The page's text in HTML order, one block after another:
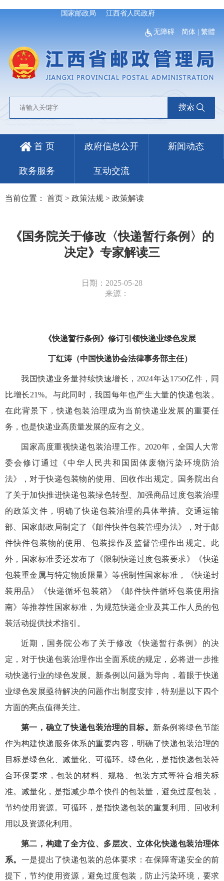
国家邮政局 江西省人民政府
无障碍 简体 |繁體
搜索
首 页 政府信息公开 新闻动态
政务服务 互动交流
当前位置： 首页 > 政策法规 > 政策解读
《国务院关于修改〈快递暂行条例〉的
决定》专家解读三
日期：2025-05-28
来源：
《快递暂行条例》修订引领快递业绿色发展
丁红涛（中国快递协会法律事务部主任）
我国快递业务量持续快速增长，2024年达1750亿件，同
比增长21%。与此同时，我国每年也产生大量的快递包装。
在此背景下，快递包装治理成为当前快递业发展的重要任
务，也是快递业高质量发展的应有之义。
国家高度重视快递包装治理工作。2020年，全国人大常
委会修订通过《中华人民共和国固体废物污染环境防治
法》，对于快递包装物的使用、回收作出规定。国务院出台
了关于加快推进快递包装绿色转型、加强商品过度包装治理
的政策文件，明确了快递包装治理的具体举措。交通运输
部、国家邮政局制定了《邮件快件包装管理办法》，对于邮
件快件包装物的使用、包装操作及监督管理作出规定。此
外，国家标准委还发布了《限制快递过度包装要求》《快递
包装重金属与特定物质限量》等强制性国家标准，《快递封
装用品》《快递循环包装箱》《邮件快件循环包装使用指
南》等推荐性国家标准，为规范快递企业及其工作人员的包
装活动提供技术指引。
近期，国务院公布了关于修改《快递暂行条例》的决
定，对于快递包装治理作出全面系统的规定，必将进一步推
动快递行业的绿色发展。新条例以问题为导向，着眼于快递
业绿色发展亟待解决的问题作出制度安排，特别是以下四个
方面的亮点值得关注。
第一，确立了快递包装治理的目标。 新条例将绿色节能
作为构建快递服务体系的重要内容，明确了快递包装治理的
目标是绿色化、减量化、可循环。绿色化，是指快递包装符
合环保要求，包装的材料、规格、包装方式等符合相关标
准。减量化，是指减少单个快件的包装量，避免过度包装，
节约使用资源。可循环，是指快递包装的重复利用、回收利
用以及资源化利用。
第二，构建了全方位、多层次、立体化快递包装治理体
系。 一是提出了快递包装的总体要求：在保障寄递安全的前
提下，节约使用资源，避免过度包装，防止污染环境，要求